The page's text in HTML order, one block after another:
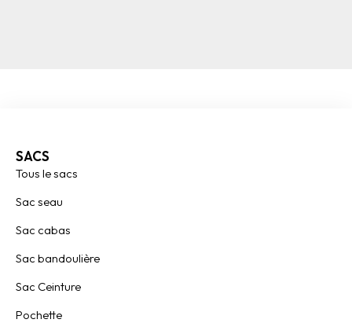
SACS
Tous le sacs
Sac seau
Sac cabas
Sac bandoulière
Sac Ceinture
Pochette